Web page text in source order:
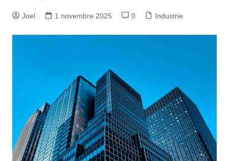
Joel 1 novembre 2025 0 Industrie